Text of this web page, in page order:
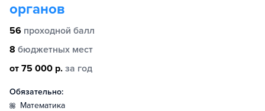
органов
56 проходной балл
8 бюджетных мест
от 75 000 р. за год
Обязательно:
математика